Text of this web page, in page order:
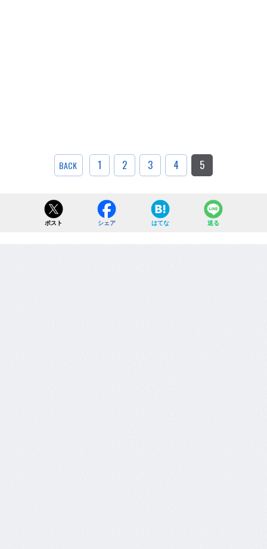
BACK 1 2 3 4 5
ポスト シェア はてな 送る